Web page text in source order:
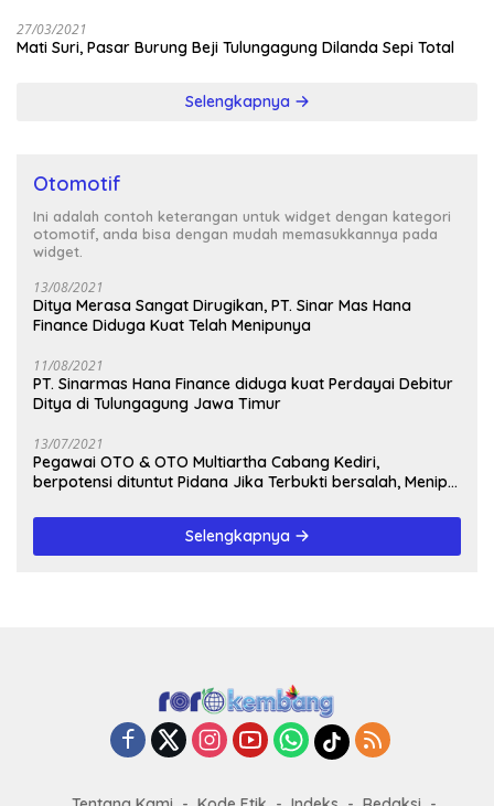
27/03/2021
Mati Suri, Pasar Burung Beji Tulungagung Dilanda Sepi Total
Selengkapnya
Otomotif
Ini adalah contoh keterangan untuk widget dengan kategori
otomotif, anda bisa dengan mudah memasukkannya pada
widget.
13/08/2021
Ditya Merasa Sangat Dirugikan, PT. Sinar Mas Hana
Finance Diduga Kuat Telah Menipunya
11/08/2021
PT. Sinarmas Hana Finance diduga kuat Perdayai Debitur
Ditya di Tulungagung Jawa Timur
13/07/2021
Pegawai OTO & OTO Multiartha Cabang Kediri,
berpotensi dituntut Pidana Jika Terbukti bersalah, Menipu
Selengkapnya